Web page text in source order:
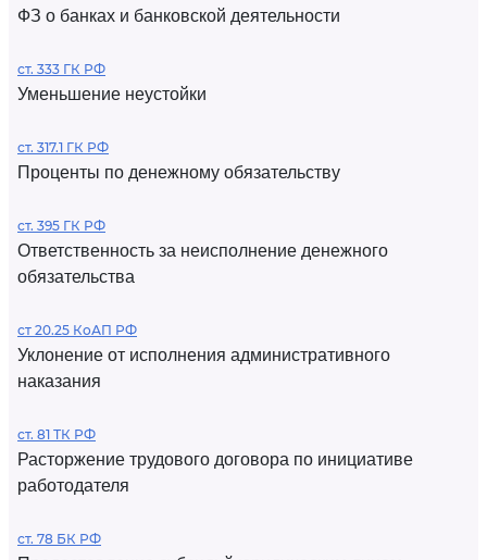
ФЗ о банках и банковской деятельности
ст. 333 ГК РФ
Уменьшение неустойки
ст. 317.1 ГК РФ
Проценты по денежному обязательству
ст. 395 ГК РФ
Ответственность за неисполнение денежного
обязательства
ст 20.25 КоАП РФ
Уклонение от исполнения административного
наказания
ст. 81 ТК РФ
Расторжение трудового договора по инициативе
работодателя
ст. 78 БК РФ